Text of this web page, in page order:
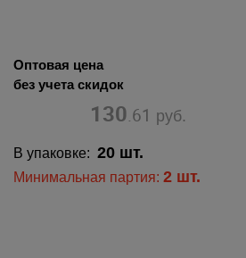
Оптовая цена
без учета скидок
130.61 руб.
В упаковке: 20 шт.
Минимальная партия: 2 шт.